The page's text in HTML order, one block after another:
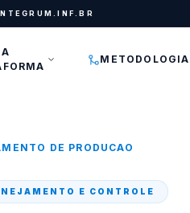
A
METODOLOGIA
DE PRODUCAO
E CONTROLE